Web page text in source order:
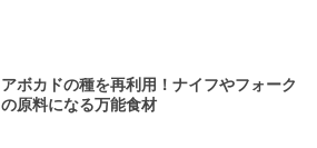
アボカドの種を再利用！ナイフやフォーク
の原料になる万能食材